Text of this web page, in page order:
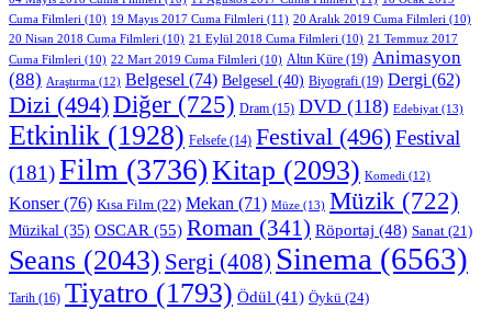
Cuma Filmleri (10) 19 Mayıs 2017 Cuma Filmleri (11) 20 Aralık 2019 Cuma Filmleri (10)
20 Nisan 2018 Cuma Filmleri (10) 21 Eylül 2018 Cuma Filmleri (10) 21 Temmuz 2017
Cuma Filmleri (10) 22 Mart 2019 Cuma Filmleri (10) Altın Küre (19) Animasyon
(88) Araştırma (12) Belgesel (74) Belgesel (40) Biyografi (19) Dergi (62)
Dizi (494)Diğer (725) Dram (15) DVD (118) Edebiyat (13)
Etkinlik (1928) Felsefe (14) Festival (496)Festival
(181)Film (3736)Kitap (2093) Komedi (12)
Konser(76) Kısa Film (22) Mekan (71) Müze (13) Müzik (722)
Müzikal (35) OSCAR (55) Roman (341) Röportaj (48) Sanat (21)
Seans (2043) Sergi (408) Sinema (6563)
Tarih (16) Tiyatro (1793) Ödül (41) Öykü (24)